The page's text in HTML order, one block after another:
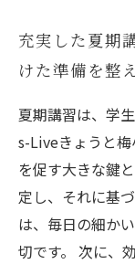
充実した夏期
けた準備を整
夏期講習は、学
s-Liveきょうと
を促す大きな鍵
定し、それに基
は、毎日の細か
切です。 次に、